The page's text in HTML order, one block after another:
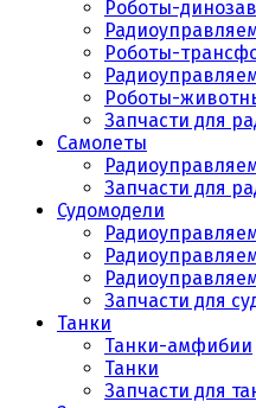
Роботы-
Роботы-
Роботы-
Запчасти для
Самолеты
Запчасти для
Судомодели
Запчасти для
Танки
Танки-амфибии
Танки
Запчасти для